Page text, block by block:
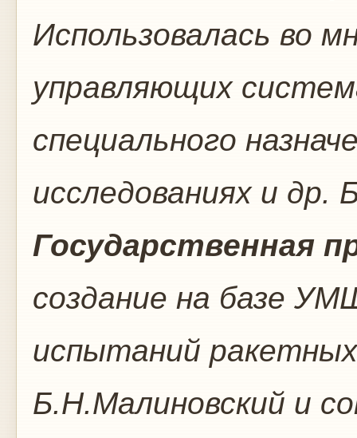
Использовалась во
управляющих
специального
исследованиях и др.
Государственная
создание на базе
испытаний
Б.Н.Малиновский и